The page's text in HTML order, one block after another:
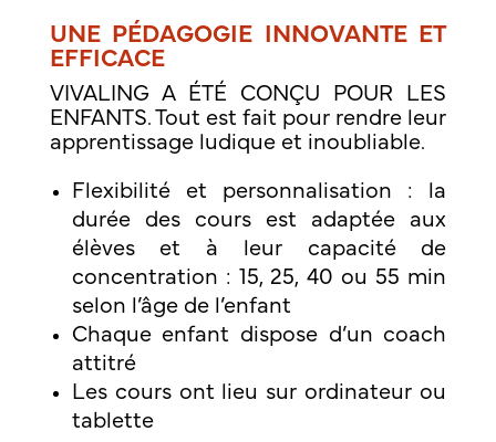
UNE PÉDAGOGIE INNOVANTE ET
EFFICACE
VIVALING A ÉTÉ CONÇU POUR LES
ENFANTS. Tout est fait pour rendre leur
apprentissage ludique et inoubliable.
Flexibilité et personnalisation : la
durée des cours est adaptée aux
élèves et à leur capacité de
concentration : 15, 25, 40 ou 55 min
selon l’âge de l’enfant
Chaque enfant dispose d’un coach
attitré
Les cours ont lieu sur ordinateur ou
tablette